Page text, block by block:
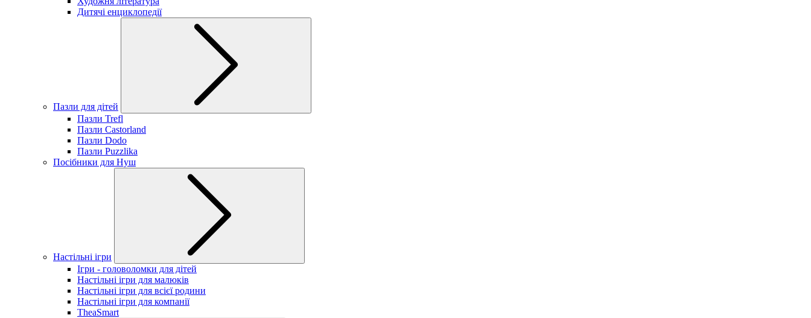
Дитячі енциклопедії
Пазли для дітей
Пазли Trefl
Пазли Castorland
Пазли Dodo
Пазли Puzzlika
Посібники для Нуш
Настільні ігри
Ігри - головоломки для дітей
Настільні ігри для малюків
Настільні ігри для всієї родини
Настільні ігри для компанії
TheaSmart